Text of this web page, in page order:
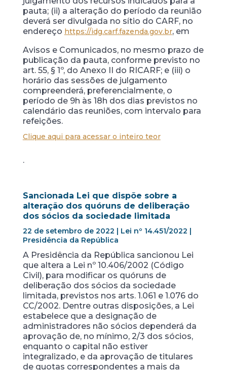
pauta; (ii) a alteração do período da reunião
deverá ser divulgada no sítio do CARF, no
endereço https://idg.carf.fazenda.gov.br, em
Avisos e Comunicados, no mesmo prazo de
publicação da pauta, conforme previsto no
art. 55, § 1º, do Anexo II do RICARF; e (iii) o
horário das sessões de julgamento
compreenderá, preferencialmente, o
período de 9h às 18h dos dias previstos no
calendário das reuniões, com intervalo para
refeições.
Clique aqui para acessar o inteiro teor
.
Sancionada Lei que dispõe sobre a
alteração dos quóruns de deliberação
dos sócios da sociedade limitada
22 de setembro de 2022 | Lei nº 14.451/2022 |
Presidência da República
A Presidência da República sancionou Lei
que altera a Lei nº 10.406/2002 (Código
Civil), para modificar os quóruns de
deliberação dos sócios da sociedade
limitada, previstos nos arts. 1.061 e 1.076 do
CC/2002. Dentre outras disposições, a Lei
estabelece que a designação de
administradores não sócios dependerá da
aprovação de, no mínimo, 2/3 dos sócios,
enquanto o capital não estiver
integralizado, e da aprovação de titulares
de quotas correspondentes a mais da